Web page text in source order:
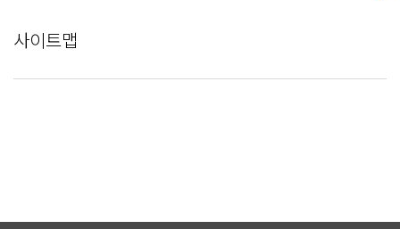
사이트맵